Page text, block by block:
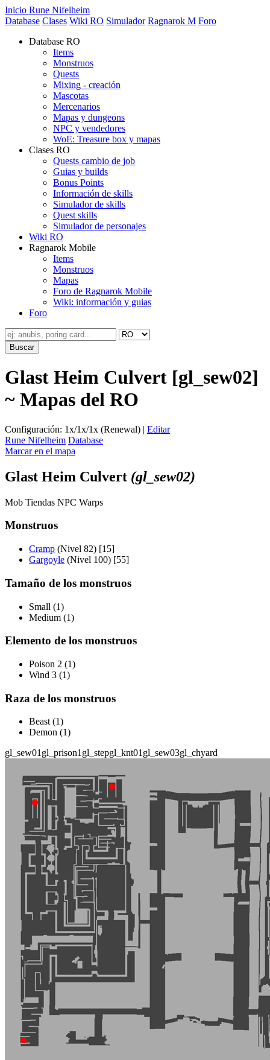
Inicio Rune Nifelheim
Database Clases Wiki RO Simulador Ragnarok M Foro
Database RO
Items
Monstruos
Quests
Mixing - creación
Mascotas
Mercenarios
Mapas y dungeons
NPC y vendedores
WoE: Treasure box y mapas
Clases RO
Quests cambio de job
Guias y builds
Bonus Points
Información de skills
Simulador de skills
Quest skills
Simulador de personajes
Wiki RO
Ragnarok Mobile
Items
Monstruos
Mapas
Foro de Ragnarok Mobile
Wiki: información y guias
Foro
Glast Heim Culvert [gl_sew02]
~ Mapas del RO
Configuración: 1x/1x/1x (Renewal) | Editar
Rune Nifelheim Database
Marcar en el mapa
Glast Heim Culvert (gl_sew02)
Mob Tiendas NPC Warps
Monstruos
Cramp (Nivel 82) [15]
Gargoyle (Nivel 100) [55]
Tamaño de los monstruos
Small (1)
Medium (1)
Elemento de los monstruos
Poison 2 (1)
Wind 3 (1)
Raza de los monstruos
Beast (1)
Demon (1)
gl_sew01gl_prison1gl_stepgl_knt01gl_sew03gl_chyard